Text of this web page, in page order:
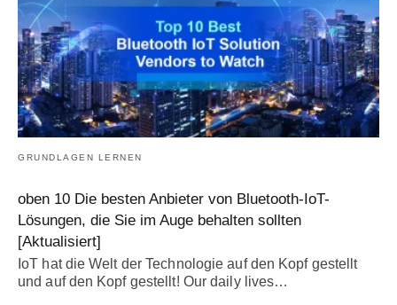
GRUNDLAGEN LERNEN
oben 10 Die besten Anbieter von Bluetooth-IoT-
Lösungen, die Sie im Auge behalten sollten
[Aktualisiert]
IoT hat die Welt der Technologie auf den Kopf gestellt
und auf den Kopf gestellt! Our daily lives…